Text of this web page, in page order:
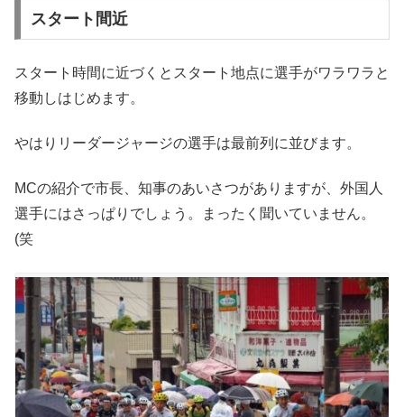
スタート間近
スタート時間に近づくとスタート地点に選手がワラワラと
移動しはじめます。
やはりリーダージャージの選手は最前列に並びます。
MCの紹介で市長、知事のあいさつがありますが、外国人
選手にはさっぱりでしょう。まったく聞いていません。
(笑